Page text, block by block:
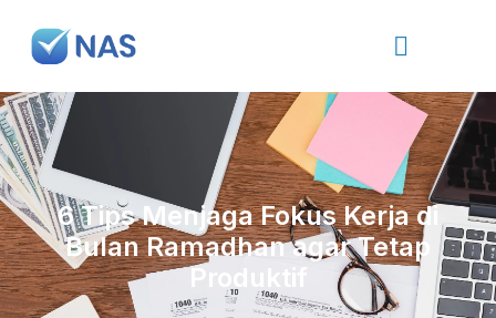
6 Tips Menjaga Fokus Kerja di
Bulan Ramadhan agar Tetap
Produktif